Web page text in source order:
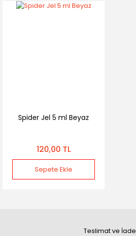
Spider Jel 5 ml Beyaz
120,00 TL
Sepete Ekle
Teslimat ve İade